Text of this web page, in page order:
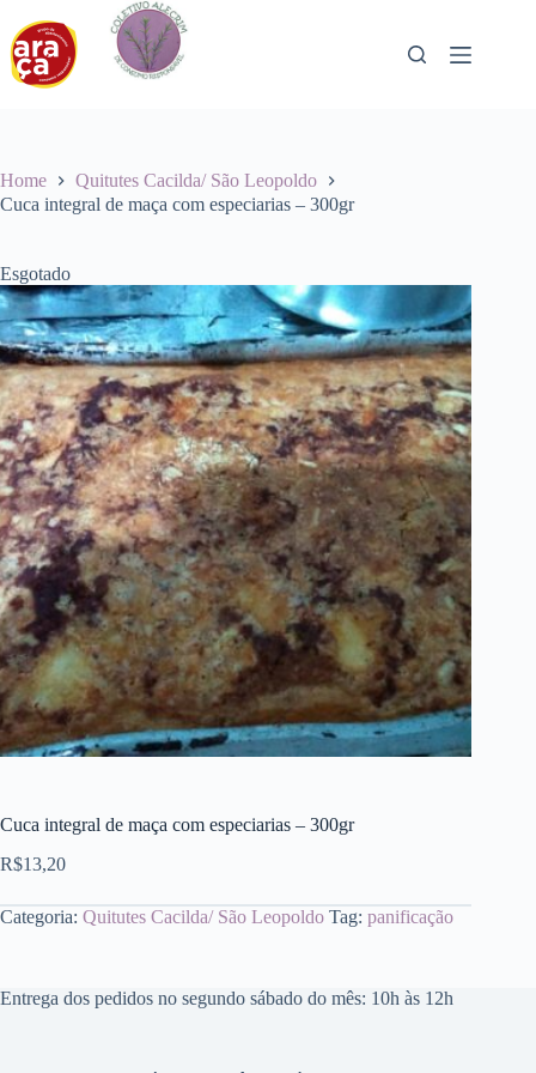
para
conteúdo
Home
Quitutes Cacilda/ São Leopoldo
Cuca integral de maça com especiarias – 300gr
Esgotado
Cuca integral de maça com especiarias – 300gr
R$13,20
Categoria: Quitutes Cacilda/ São Leopoldo Tag: panificação
Entrega dos pedidos no segundo sábado do mês: 10h às 12h